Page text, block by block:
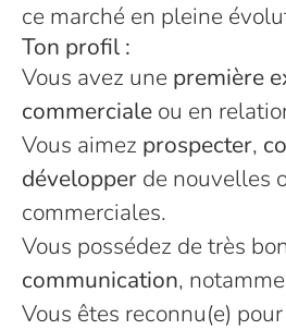
ce marché en pleine
Ton profil :
Vous avez une première
commerciale ou en
Vous aimez prospecter,
développer de nouvelles
commerciales.
Vous possédez de très
communication,
Vous êtes reconnu(e)